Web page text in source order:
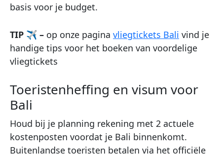
basis voor je budget.
TIP ✈ – op onze pagina vliegtickets Bali vind je
handige tips voor het boeken van voordelige
vliegtickets
Toeristenheffing en visum voor
Bali
Houd bij je planning rekening met 2 actuele
kostenposten voordat je Bali binnenkomt.
Buitenlandse toeristen betalen via het officiële